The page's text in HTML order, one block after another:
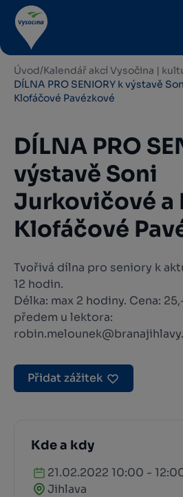
Úvod/Kalendář akcí Vysočina |
DÍLNA PRO SENIORY k výstavě
Klofáčové Pavézkové
DÍLNA PRO
výstavě Soni
Jurkovičové a
Klofáčové
Tvořivá dílna pro seniory k
12 hodin.
Délka: max 2 hodiny. Cena:
předem u lektora:
Přidat zážitek
Kde a kdy
21.02.2022 10:00 -
Jihlava